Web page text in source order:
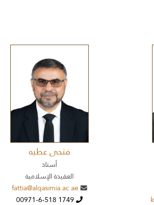
فتحى عطيه
أستاذ
العقيدة الإسلامية
fattia@alqasimia.ac.ae
00971-6-518 1749